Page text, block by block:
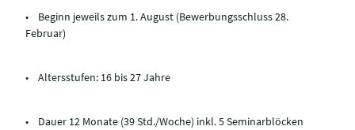
• Beginn jeweils zum 1. August (Bewerbungsschluss 28.
Februar)
• Altersstufen: 16 bis 27 Jahre
• Dauer 12 Monate (39 Std./Woche) inkl. 5 Seminarblöcken